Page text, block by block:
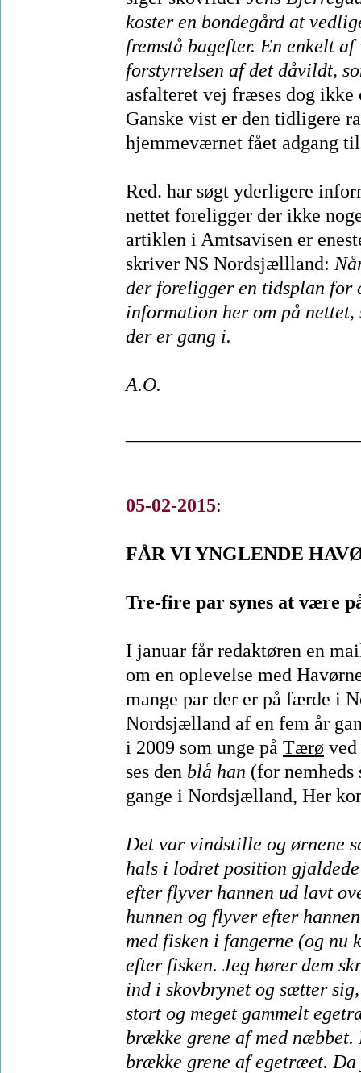
koster en bondegård at
fremstå bagefter. En enkelt
forstyrrelsen af det dåvildt,
asfalteret vej fræses dog
Ganske vist er den tidligere
hjemmeværnet fået adgang
Red. har søgt yderligere
nettet foreligger der ikke
artiklen i Amtsavisen er
skriver NS Nordsjællland:
der foreligger en tidsplan for
information her om på
der er gang i.
A.O.
05-02-2015:
FÅR VI YNGLENDE
Tre-fire par synes at være
I januar får redaktøren en
om en oplevelse med
mange par der er på færde i
Nordsjælland af en fem år
i 2009 som unge på Tærø
ses den blå han (for
gange i Nordsjælland, Her
Det var vindstille og ørnene
hals i lodret position
efter flyver hannen ud lavt
hunnen og flyver efter
med fisken i fangerne (og nu
efter fisken. Jeg hører dem
ind i skovbrynet og sætter
stort og meget gammelt
brække grene af med
brække grene af egetræet.